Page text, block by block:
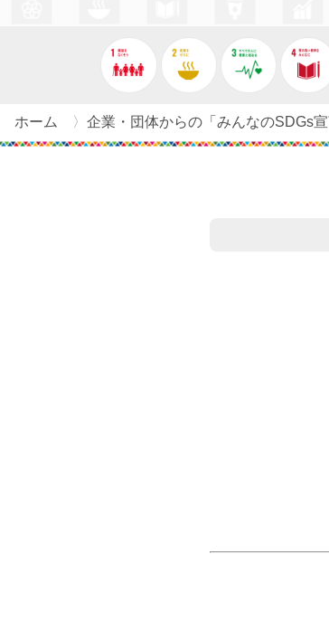
ホーム 企業・団体からの「みんなのSDGs宣